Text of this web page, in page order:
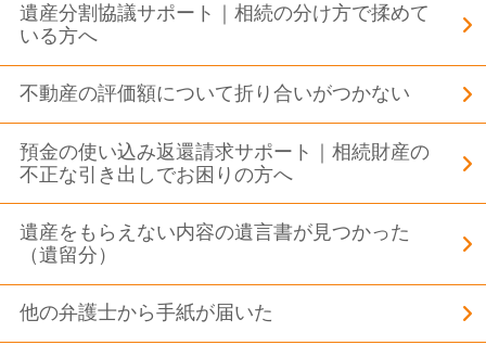
遺産分割協議サポート｜相続の分け方で揉めて
いる方へ
不動産の評価額について折り合いがつかない
預金の使い込み返還請求サポート｜相続財産の
不正な引き出しでお困りの方へ
遺産をもらえない内容の遺言書が見つかった
（遺留分）
他の弁護士から手紙が届いた